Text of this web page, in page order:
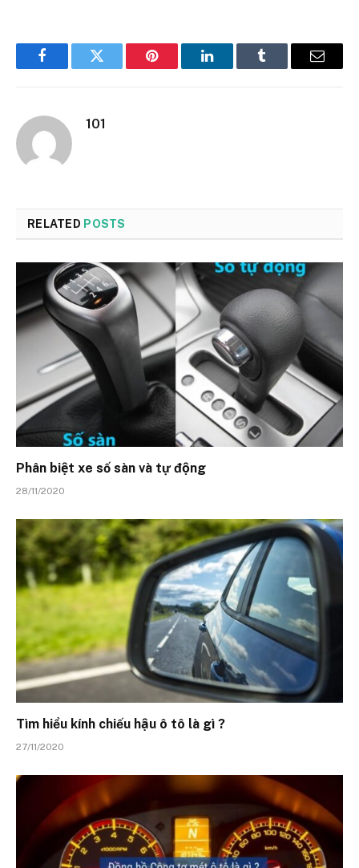
FacebookTwitter Pinterest LinkedInTumblr Email
101
RELATED POSTS
Phân biệt xe số sàn và tự động
28/11/2020
Tìm hiểu kính chiếu hậu ô tô là gì ?
27/11/2020